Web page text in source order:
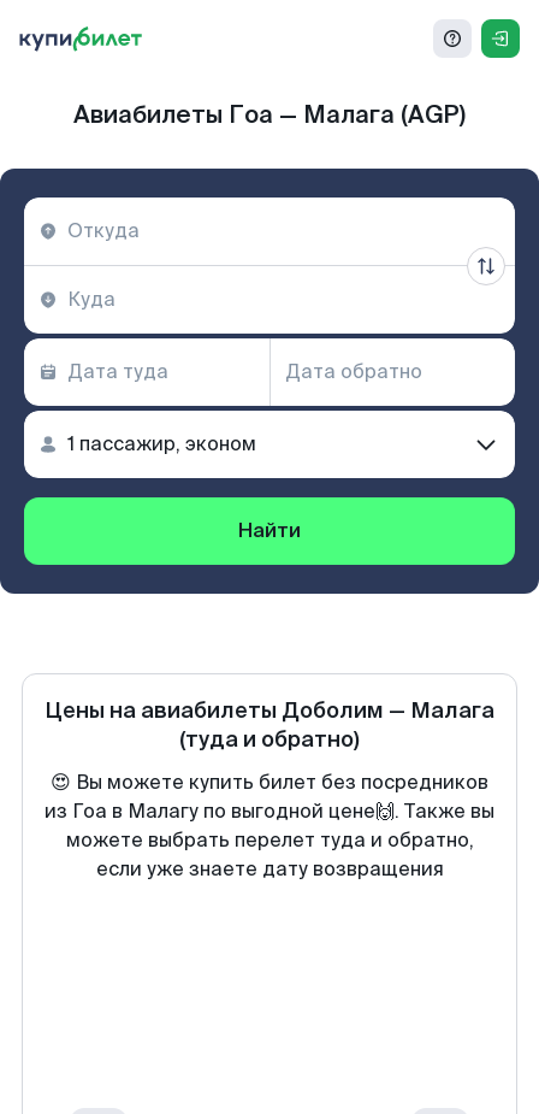
Авиабилеты Гоа — Малага (AGP)
Найти
Цены на авиабилеты Доболим — Малага
(туда и обратно)
😍 Вы можете купить билет без посредников
из Гоа в Малагу по выгодной цене🙌. Также вы
можете выбрать перелет туда и обратно,
если уже знаете дату возвращения